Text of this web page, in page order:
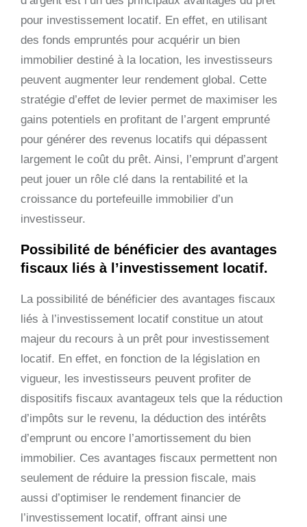
pour investissement locatif. En effet, en utilisant
des fonds empruntés pour acquérir un bien
immobilier destiné à la location, les investisseurs
peuvent augmenter leur rendement global. Cette
stratégie d’effet de levier permet de maximiser les
gains potentiels en profitant de l’argent emprunté
pour générer des revenus locatifs qui dépassent
largement le coût du prêt. Ainsi, l’emprunt d’argent
peut jouer un rôle clé dans la rentabilité et la
croissance du portefeuille immobilier d’un
investisseur.
Possibilité de bénéficier des avantages
fiscaux liés à l’investissement locatif.
La possibilité de bénéficier des avantages fiscaux
liés à l’investissement locatif constitue un atout
majeur du recours à un prêt pour investissement
locatif. En effet, en fonction de la législation en
vigueur, les investisseurs peuvent profiter de
dispositifs fiscaux avantageux tels que la réduction
d’impôts sur le revenu, la déduction des intérêts
d’emprunt ou encore l’amortissement du bien
immobilier. Ces avantages fiscaux permettent non
seulement de réduire la pression fiscale, mais
aussi d’optimiser le rendement financier de
l’investissement locatif, offrant ainsi une